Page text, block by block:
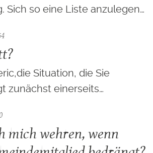
Sich so eine Liste anzulegen…
Situation, die Sie
zunächst einerseits…
mich wehren, wenn